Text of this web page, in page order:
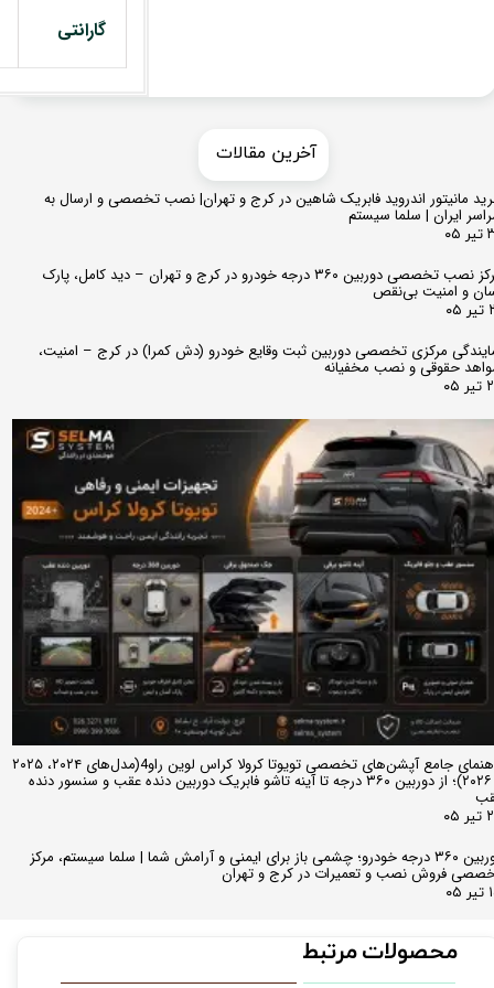
گارانتی
مانیتور اندروید فابریک شاهین در کرج و تهران| نصب تخصصی و ارسال به
ایران | سلما سیستم
مرکز نصب تخصصی دوربین ۳۶۰ درجه خودرو در کرج و تهران – دید کامل، پارک
و امنیت بی‌نقص
مرکزی تخصصی دوربین ثبت وقایع خودرو (دش کمرا) در کرج – امنیت،
حقوقی و نصب مخفیانه
راهنمای جامع آپشن‌های تخصصی تویوتا کرولا کراس لوین راو4(مدل‌های ۲۰۲۴، ۲۰۲۵
و ۲۰۲۶)؛ از دوربین ۳۶۰ درجه تا آینه تاشو فابریک دوربین دنده عقب و سنسور دنده
دوربین ۳۶۰ درجه خودرو؛ چشمی باز برای ایمنی و آرامش شما | سلما سیستم، مرکز
فروش نصب و تعمیرات در کرج و تهران
​​آخرین مقالات
محصولات مرتبط